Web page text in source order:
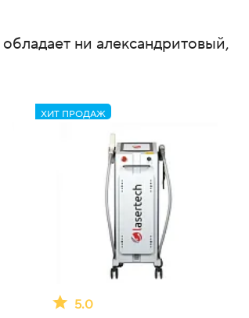
ни александритовый,
ХИТ ПРОДАЖ
5.0